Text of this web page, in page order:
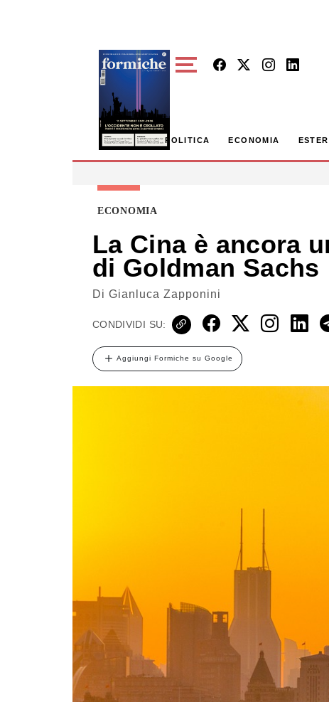
POLITICA ECONOMIA ESTERI
ECONOMIA
La Cina è ancora
di Goldman Sachs
Di Gianluca Zapponini
CONDIVIDI SU:
Aggiungi Formiche su Google